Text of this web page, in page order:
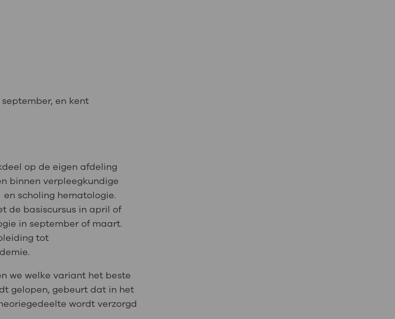
en kent
op de eigen afdeling
binnen verpleegkundige
scholing hematologie.
de basiscursus in april of
in september of maart.
tot
we welke variant het beste
gelopen, gebeurt dat in het
wordt verzorgd